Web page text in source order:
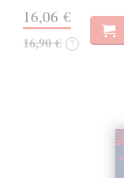
16,06 €
16,90 € ?